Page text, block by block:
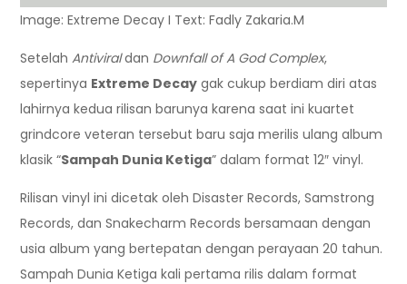
Image: Extreme Decay I Text: Fadly Zakaria.M
SetelahAntiviraldan Downfall of A God Complex,
sepertinya Extreme Decay gak cukup berdiam diri atas
lahirnya kedua rilisan barunya karena saat ini kuartet
grindcore veteran tersebut baru saja merilis ulang album
klasik “Sampah Dunia Ketiga” dalam format 12″ vinyl.
Rilisan vinyl ini dicetak oleh Disaster Records, Samstrong
Records, dan Snakecharm Records bersamaan dengan
usia album yang bertepatan dengan perayaan 20 tahun.
Sampah Dunia Ketiga kali pertama rilis dalam format